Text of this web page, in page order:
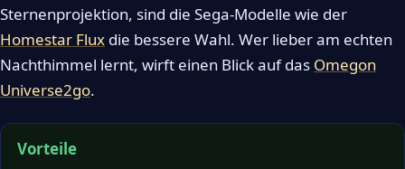
Sternenprojektion, sind die Sega-Modelle wie der
Homestar Flux die bessere Wahl. Wer lieber am echten
Nachthimmel lernt, wirft einen Blick auf das Omegon
Universe2go.
Vorteile